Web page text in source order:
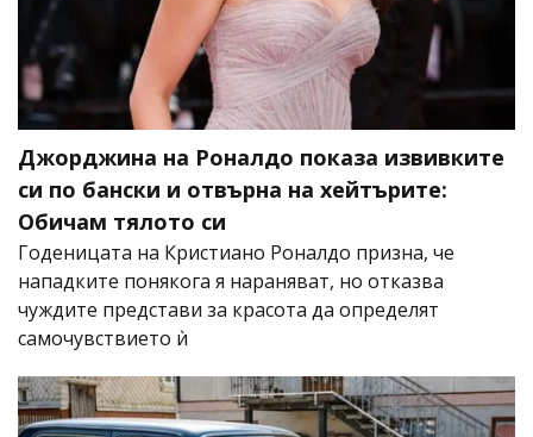
Джорджина на Роналдо показа извивките
си по бански и отвърна на хейтърите:
Обичам тялото си
Годеницата на Кристиано Роналдо призна, че
нападките понякога я нараняват, но отказва
чуждите представи за красота да определят
самочувствието ѝ